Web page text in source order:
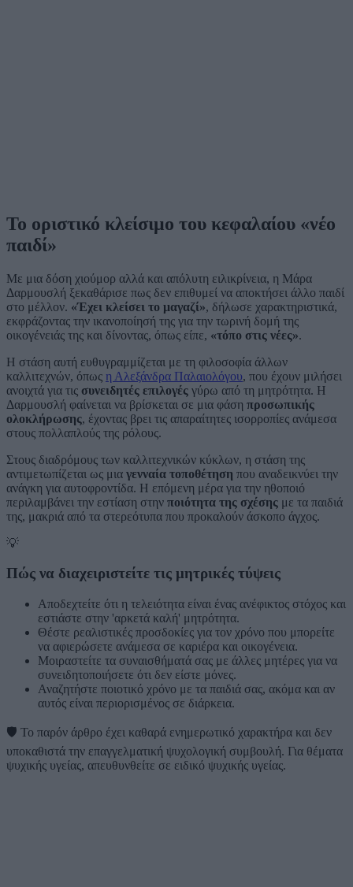
Το οριστικό κλείσιμο του κεφαλαίου «νέο
παιδί»
Με μια δόση χιούμορ αλλά και απόλυτη ειλικρίνεια, η Μάρα
Δαρμουσλή ξεκαθάρισε πως δεν επιθυμεί να αποκτήσει άλλο παιδί
στο μέλλον. «Έχει κλείσει το μαγαζί», δήλωσε χαρακτηριστικά,
εκφράζοντας την ικανοποίησή της για την τωρινή δομή της
οικογένειάς της και δίνοντας, όπως είπε, «τόπο στις νέες».
Η στάση αυτή ευθυγραμμίζεται με τη φιλοσοφία άλλων
καλλιτεχνών, όπως η Αλεξάνδρα Παλαιολόγου, που έχουν μιλήσει
ανοιχτά για τις συνειδητές επιλογές γύρω από τη μητρότητα. Η
Δαρμουσλή φαίνεται να βρίσκεται σε μια φάση προσωπικής
ολοκλήρωσης, έχοντας βρει τις απαραίτητες ισορροπίες ανάμεσα
στους πολλαπλούς της ρόλους.
Στους διαδρόμους των καλλιτεχνικών κύκλων, η στάση της
αντιμετωπίζεται ως μια γενναία τοποθέτηση που αναδεικνύει την
ανάγκη για αυτοφροντίδα. Η επόμενη μέρα για την ηθοποιό
περιλαμβάνει την εστίαση στην ποιότητα της σχέσης με τα παιδιά
της, μακριά από τα στερεότυπα που προκαλούν άσκοπο άγχος.
💡
Πώς να διαχειριστείτε τις μητρικές τύψεις
Αποδεχτείτε ότι η τελειότητα είναι ένας ανέφικτος στόχος και
εστιάστε στην 'αρκετά καλή' μητρότητα.
Θέστε ρεαλιστικές προσδοκίες για τον χρόνο που μπορείτε
να αφιερώσετε ανάμεσα σε καριέρα και οικογένεια.
Μοιραστείτε τα συναισθήματά σας με άλλες μητέρες για να
συνειδητοποιήσετε ότι δεν είστε μόνες.
Αναζητήστε ποιοτικό χρόνο με τα παιδιά σας, ακόμα και αν
αυτός είναι περιορισμένος σε διάρκεια.
🛡️ Το παρόν άρθρο έχει καθαρά ενημερωτικό χαρακτήρα και δεν
υποκαθιστά την επαγγελματική ψυχολογική συμβουλή. Για θέματα
ψυχικής υγείας, απευθυνθείτε σε ειδικό ψυχικής υγείας.